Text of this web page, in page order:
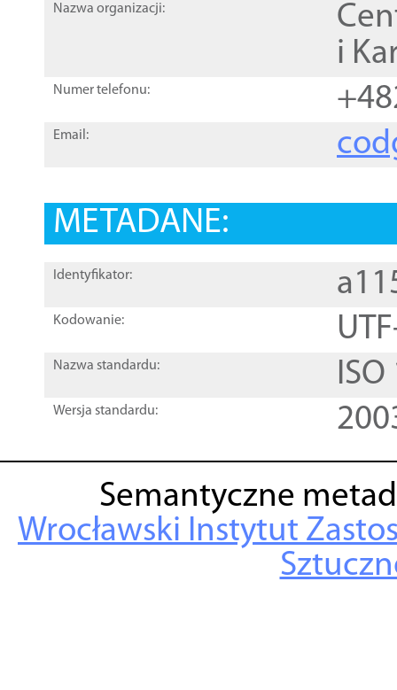
Nazwa organizacji:
i
Numer telefonu:
Email:
METADANE:
Identyfikator:
Kodowanie:
Nazwa standardu:
Wersja standardu:
Semantyczne
Wrocławski Instytut